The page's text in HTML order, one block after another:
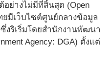
อย่างไม่มีที่สิ้นสุด (Open
ยมีเว็บไซต์ศูนย์กลางข้อมูล
งริเริ่มโดยสำนักงานพัฒนา
Agency: DGA) ตั้งแต่